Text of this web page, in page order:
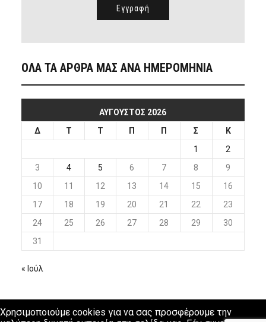
ΟΛΑ ΤΑ ΑΡΘΡΑ ΜΑΣ ΑΝΑ ΗΜΕΡΟΜΗΝΙΑ
ΑΎΓΟΥΣΤΟΣ 2026
Δ
Τ Τ Π Π Σ
Κ
1
2
3
4 5 6 7 8
9
10
11 12 13 14 15
16
17
18 19 20 21 22
23
24
25 26 27 28 29
30
31
« Ιούλ
Χρησιμοποιούμε cookies για να σας προσφέρουμε την